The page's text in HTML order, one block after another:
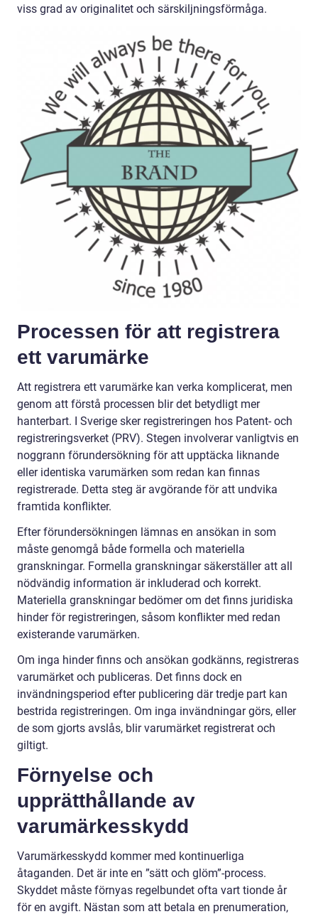
viss grad av originalitet och särskiljningsförmåga.
Processen för att registrera
ett varumärke
Att registrera ett varumärke kan verka komplicerat, men
genom att förstå processen blir det betydligt mer
hanterbart. I Sverige sker registreringen hos Patent- och
registreringsverket (PRV). Stegen involverar vanligtvis en
noggrann förundersökning för att upptäcka liknande
eller identiska varumärken som redan kan finnas
registrerade. Detta steg är avgörande för att undvika
framtida konflikter.
Efter förundersökningen lämnas en ansökan in som
måste genomgå både formella och materiella
granskningar. Formella granskningar säkerställer att all
nödvändig information är inkluderad och korrekt.
Materiella granskningar bedömer om det finns juridiska
hinder för registreringen, såsom konflikter med redan
existerande varumärken.
Om inga hinder finns och ansökan godkänns, registreras
varumärket och publiceras. Det finns dock en
invändningsperiod efter publicering där tredje part kan
bestrida registreringen. Om inga invändningar görs, eller
de som gjorts avslås, blir varumärket registrerat och
giltigt.
Förnyelse och
upprätthållande av
varumärkesskydd
Varumärkesskydd kommer med kontinuerliga
åtaganden. Det är inte en ”sätt och glöm”-process.
Skyddet måste förnyas regelbundet ofta vart tionde år
för en avgift. Nästan som att betala en prenumeration,